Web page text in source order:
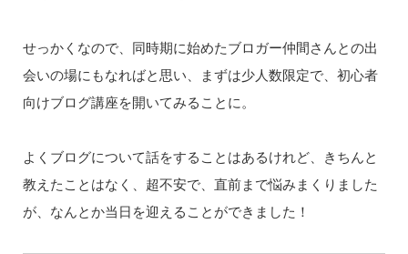
せっかくなので、同時期に始めたブロガー仲間さんとの出
会いの場にもなればと思い、まずは少人数限定で、初心者
向けブログ講座を開いてみることに。
よくブログについて話をすることはあるけれど、きちんと
教えたことはなく、超不安で、直前まで悩みまくりました
が、なんとか当日を迎えることができました！